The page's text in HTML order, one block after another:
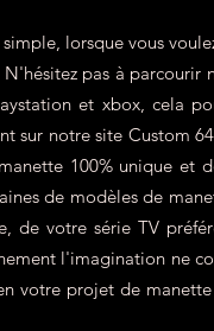
lorsque vous
pas à parcourir
et xbox, cela
sur notre site Custom
100% unique et
de modèles de
de votre série TV
l'imagination ne
votre projet de